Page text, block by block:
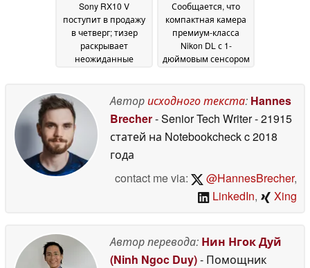
Sony RX10 V
поступит в продажу
в четверг; тизер
раскрывает
неожиданные
Сообщается, что
компактная камера
премиум-класса
Nikon DL с 1-
дюймовым сенсором
July 2026
Авторисходного текста: Hannes
Brecher- Senior Tech Writer- 21915
статей на Notebookcheckc 2018
года
contact me via:
@HannesBrecher,
LinkedIn, Xing
Автор перевода: Нин Нгок Дуй
(Ninh Ngoc Duy)- Помощник